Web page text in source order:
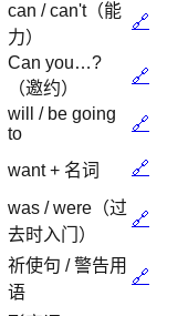
can / can't（能
力）
🔗
Can you…?
（邀约）
🔗
will / be going
to
🔗
want + 名词 🔗
was / were（过
去时入门）
🔗
祈使句 / 警告用
语
🔗